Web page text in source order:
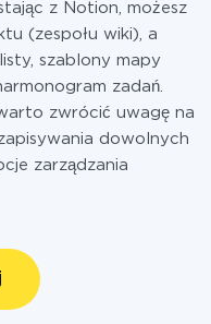
z Notion, możesz
(zespołu wiki), a
szablony mapy
zadań.
zwrócić uwagę na
dowolnych
zarządzania